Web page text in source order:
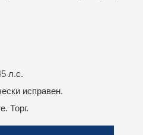
л.с.
исправен.
Торг.